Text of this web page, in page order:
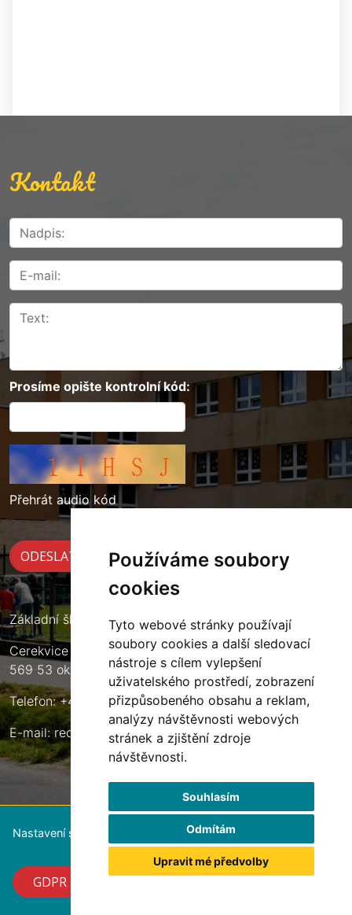
Používáme soubory
cookies
Tyto webové stránky používají
soubory cookies a další sledovací
nástroje s cílem vylepšení
uživatelského prostředí, zobrazení
přizpůsobeného obsahu a reklam,
analýzy návštěvnosti webových
stránek a zjištění zdroje
návštěvnosti.
Souhlasím
Odmítám
Upravit mé předvolby
Kontakt
Prosíme opište kontrolní kód:
Přehrát audio kód
Základní škola Cerekvice nad Loučnou
Cerekvice nad Loučnou 135
569 53 okres Svitavy
Telefon: +420 461 633 140
E-mail:reditel@zscerekvice.cz
Nastavení souborů cookie
GDPR